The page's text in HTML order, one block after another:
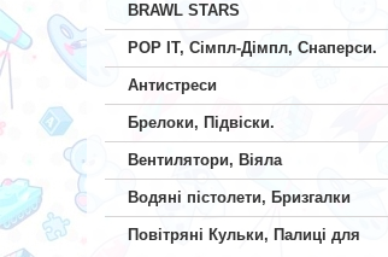
BRAWL STARS
POP IT, Сімпл-Дімпл, Снаперси.
Антистреси
Брелоки, Підвіски.
Вентилятори, Віяла
Водяні пістолети, Бризгалки
Повітряні Кульки, Палиці для